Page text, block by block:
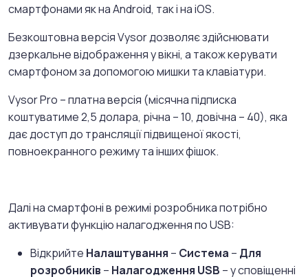
смартфонами як на Android, так і на iOS.
Безкоштовна версія Vysor дозволяє здійснювати
дзеркальне відображення у вікні, а також керувати
смартфоном за допомогою мишки та клавіатури.
Vysor Pro – платна версія (місячна підписка
коштуватиме 2,5 долара, річна – 10, довічна – 40), яка
дає доступ до трансляції підвищеної якості,
повноекранного режиму та інших фішок.
Далі на смартфоні в режимі розробника потрібно
активувати функцію налагодження по USB:
Відкрийте Налаштування – Система – Для
розробників – Налагодження USB – у сповіщенні